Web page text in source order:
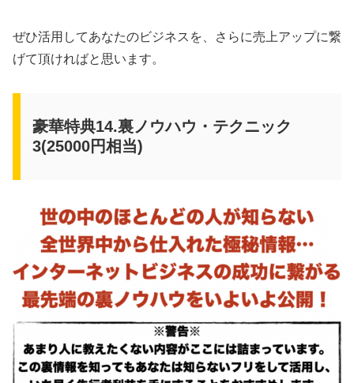
ぜひ活用してあなたのビジネスを、さらに売上アップに繋
げて頂ければと思います。
豪華特典14.裏ノウハウ・テクニック
3(25000円相当)